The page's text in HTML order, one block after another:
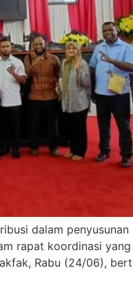
dalam
rapat koordinasi
Rabu (24/06),